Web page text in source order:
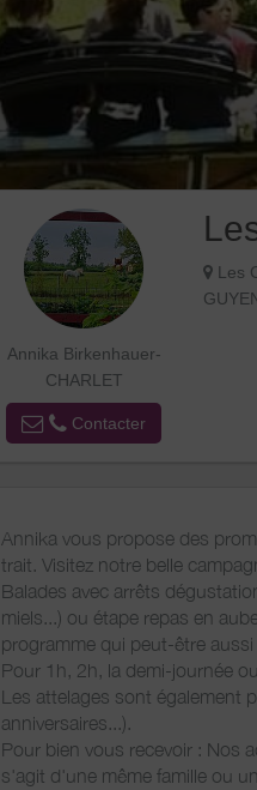
Annika Birkenhauer-
CHARLET
Contacter
Les
Annika vous propose des
trait. Visitez notre belle
Balades avec arrêts
miels...) ou étape repas en
programme qui peut-être
Pour 1h, 2h, la demi-journée
Les attelages sont également
anniversaires...).
Pour bien vous recevoir : Nos
s'agit d'une même famille ou